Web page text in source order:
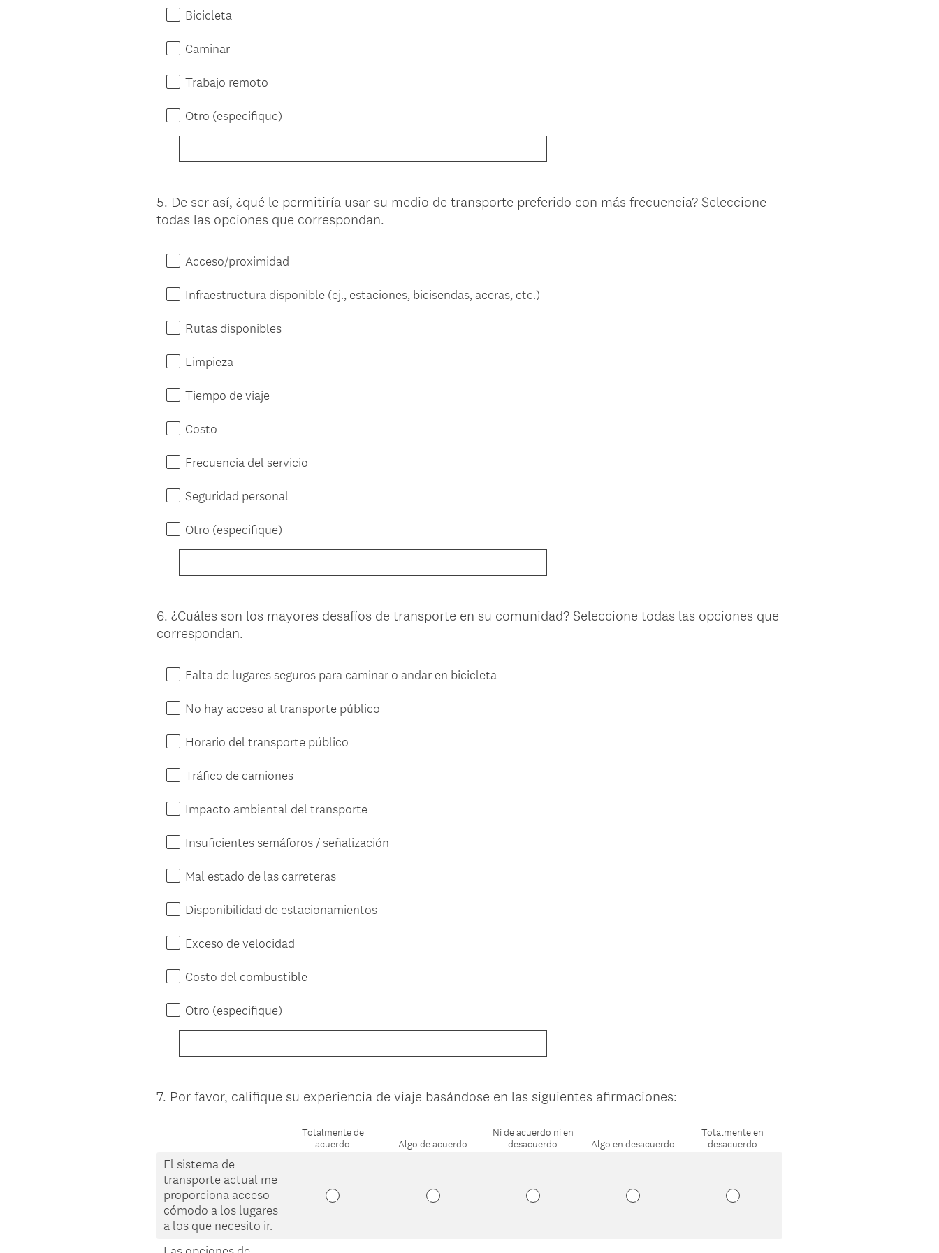
Bicicleta
Caminar
Trabajo remoto
Otro (especifique)
Question
Title
5. De ser así, ¿qué le permitiría usar su medio de transporte preferido con más frecuencia? Seleccione
todas las opciones que correspondan.
Acceso/proximidad
Infraestructura disponible (ej., estaciones, bicisendas, aceras, etc.)
Rutas disponibles
Limpieza
Tiempo de viaje
Costo
Frecuencia del servicio
Seguridad personal
Otro (especifique)
Question
Title
6. ¿Cuáles son los mayores desafíos de transporte en su comunidad? Seleccione todas las opciones que
correspondan.
Falta de lugares seguros para caminar o andar en bicicleta
No hay acceso al transporte público
Horario del transporte público
Tráfico de camiones
Impacto ambiental del transporte
Insuficientes semáforos / señalización
Mal estado de las carreteras
Disponibilidad de estacionamientos
Exceso de velocidad
Costo del combustible
Otro (especifique)
Question
7. Por favor, califique su experiencia de viaje basándose en las siguientes afirmaciones:
Totalmente de
acuerdo
Algo de acuerdo
Ni de acuerdo ni en
desacuerdo
Algo en desacuerdo
Totalmente en
desacuerdo
El sistema de
transporte actual me
proporciona acceso
cómodo a los lugares
a los que necesito ir.